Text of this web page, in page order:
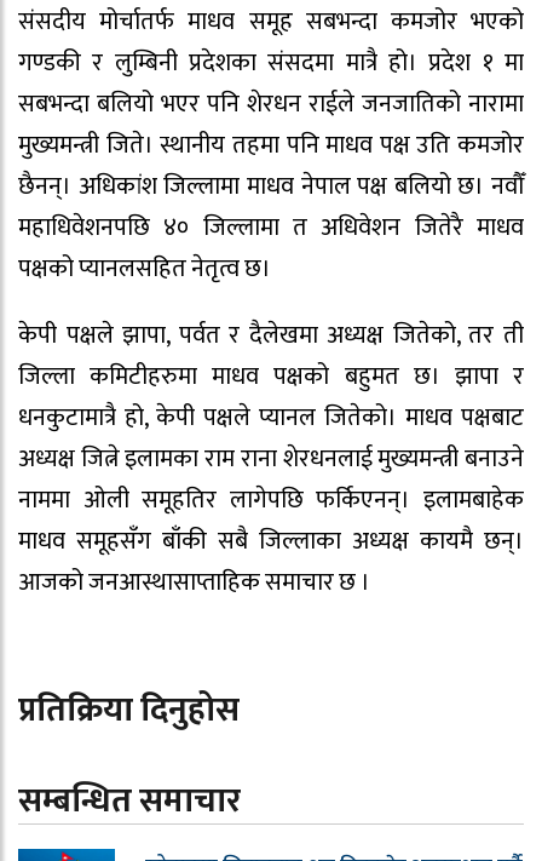
संसदीय मोर्चातर्फ माधव समूह सबभन्दा कमजोर भएको
गण्डकी र लुम्बिनी प्रदेशका संसदमा मात्रै हो। प्रदेश १ मा
सबभन्दा बलियो भएर पनि शेरधन राईले जनजातिको नारामा
मुख्यमन्त्री जिते। स्थानीय तहमा पनि माधव पक्ष उति कमजोर
छैनन्। अधिकांश जिल्लामा माधव नेपाल पक्ष बलियो छ। नवौँ
महाधिवेशनपछि ४० जिल्लामा त अधिवेशन जितेरै माधव
पक्षको प्यानलसहित नेतृत्व छ।
केपी पक्षले झापा, पर्वत र दैलेखमा अध्यक्ष जितेको, तर ती
जिल्ला कमिटीहरुमा माधव पक्षको बहुमत छ। झापा र
धनकुटामात्रै हो, केपी पक्षले प्यानल जितेको। माधव पक्षबाट
अध्यक्ष जित्ने इलामका राम राना शेरधनलाई मुख्यमन्त्री बनाउने
नाममा ओली समूहतिर लागेपछि फर्किएनन्। इलामबाहेक
माधव समूहसँग बाँकी सबै जिल्लाका अध्यक्ष कायमै छन्।
आजको जनआस्थासाप्ताहिक समाचार छ ।
प्रतिक्रिया दिनुहोस
सम्बन्धित समाचार